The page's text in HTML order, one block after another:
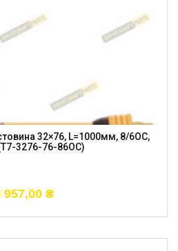
32×76, L=1000мм, 8/6OC,
3276-76-86OC)
957,00 ₴